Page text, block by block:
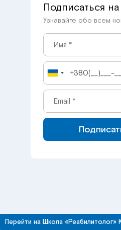
Подписаться
Узнавайте обо всем
Перейти на Школа «Реабилитолог»